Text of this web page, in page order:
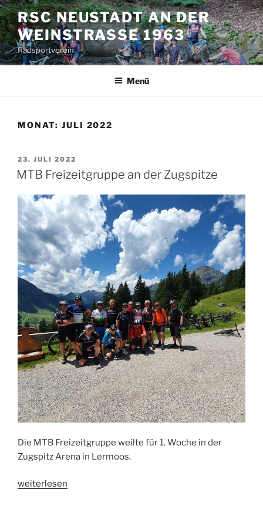
Zum
Inhalt
springen
RSC NEUSTADT AN DER
WEINSTRASSE 1963
Radsportverein
Menü
MONAT: JULI 2022
VERÖFFENTLICHT
AM
23. JULI 2022
MTB Freizeitgruppe an der Zugspitze
Die MTB Freizeitgruppe weilte für 1. Woche in der
Zugspitz Arena in Lermoos.
„MTB
weiterlesen